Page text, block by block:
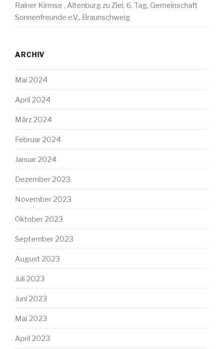
Rainer Kirmse , Altenburgzu Ziel, 6. Tag, Gemeinschaft
Sonnenfreunde e.V., Braunschweig
ARCHIV
Mai 2024
April 2024
März 2024
Februar 2024
Januar 2024
Dezember 2023
November 2023
Oktober 2023
September 2023
August 2023
Juli 2023
Juni 2023
Mai 2023
April 2023